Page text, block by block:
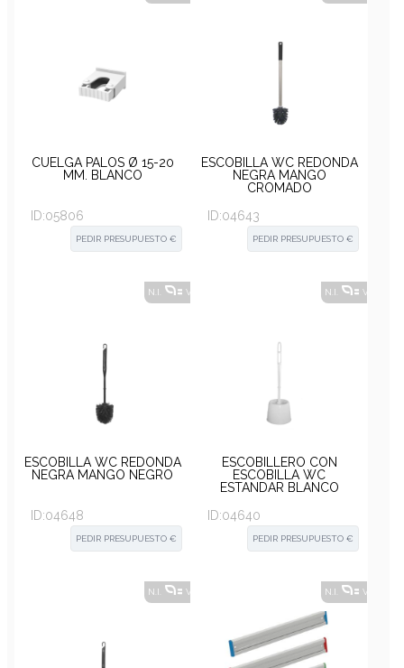
CUELGA PALOS Ø 15-20
MM. BLANCO
ID:05806
PEDIR PRESUPUESTO €
ESCOBILLA WC REDONDA
NEGRA MANGO
CROMADO
ID:04643
PEDIR PRESUPUESTO €
N.I. VER ALTERNATIVAS
ESCOBILLA WC REDONDA
NEGRA MANGO NEGRO
ID:04648
PEDIR PRESUPUESTO €
N.I. VER
ESCOBILLERO CON
ESCOBILLA WC
ESTANDAR BLANCO
ID:04640
PEDIR PRESUPUESTO €
N.I. VER ALTERNATIVAS N.I. VER